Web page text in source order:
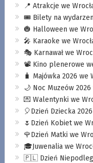
📍 Atrakcje we
🎟️ Bilety na
🎃 Halloween we
🎤 Karaoke we
🎭 Karnawał we
📽️ Kino plenerowe
🧳 Majówka 2026 we
🌙 Noc Muzeów 2026
💌 Walentynki we
🎈Dzień Dziecka
🌷Dzień Kobiet we
🌹Dzień Matki we
🎓Juwenalia we
🇵🇱 Dzień